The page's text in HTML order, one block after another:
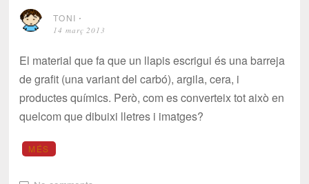
TONI ⋅
14 març 2013
El material que fa que un llapis escrigui és una barreja
de grafit (una variant del carbó), argila, cera, i
productes químics. Però, com es converteix tot això en
quelcom que dibuixi lletres i imatges?
MÉS